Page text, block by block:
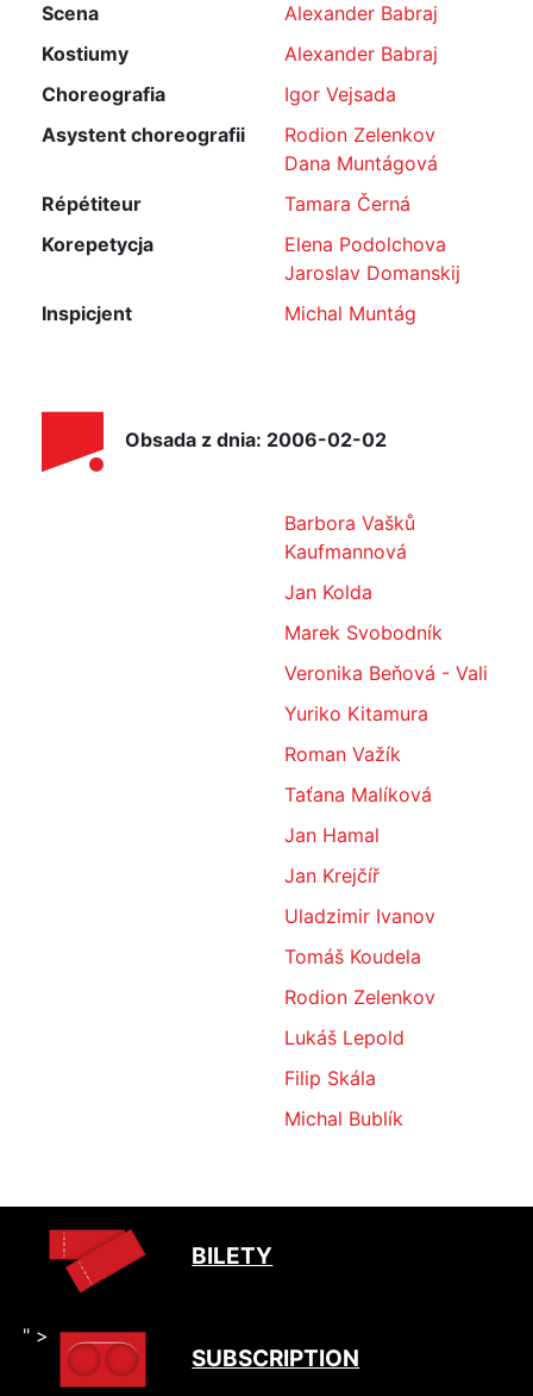
Scena
Alexander Babraj
Kostiumy
Alexander Babraj
Choreografia
Igor Vejsada
Asystent choreografii
Rodion Zelenkov
Dana Muntágová
Répétiteur
Tamara Černá
Korepetycja
Elena Podolchova
Jaroslav Domanskij
Inspicjent
Michal Muntág
Obsada z dnia: 2006-02-02
Barbora Vašků
Kaufmannová
Jan Kolda
Marek Svobodník
Veronika Beňová - Vali
Yuriko Kitamura
Roman Važík
Taťana Malíková
Jan Hamal
Jan Krejčíř
Uladzimir Ivanov
Tomáš Koudela
Rodion Zelenkov
Lukáš Lepold
Filip Skála
Michal Bublík
BILETY
" >
SUBSCRIPTION